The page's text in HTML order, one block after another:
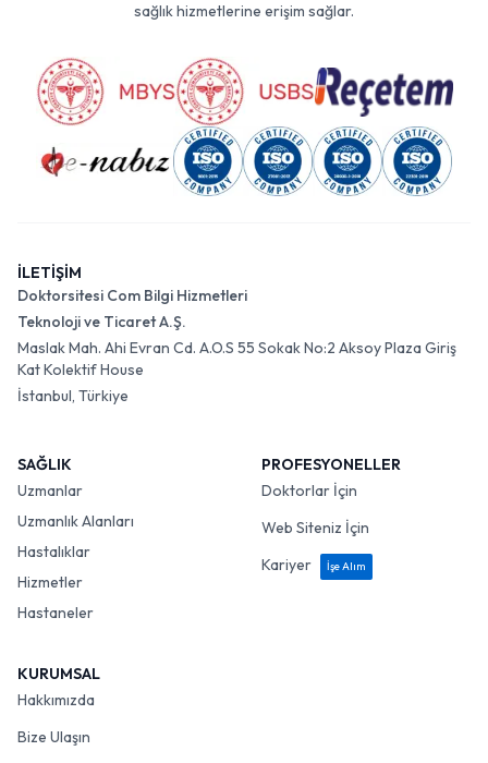
sağlık hizmetlerine erişim sağlar.
İLETİŞİM
Doktorsitesi Com Bilgi Hizmetleri
Teknoloji ve Ticaret A.Ş.
Maslak Mah. Ahi Evran Cd. A.O.S 55 Sokak No:2 Aksoy Plaza Giriş
Kat Kolektif House
İstanbul, Türkiye
SAĞLIK
Uzmanlar
Uzmanlık Alanları
Hastalıklar
Hizmetler
Hastaneler
PROFESYONELLER
Doktorlar İçin
Web Siteniz İçin
Kariyer
İşe Alım
KURUMSAL
Hakkımızda
Bize Ulaşın